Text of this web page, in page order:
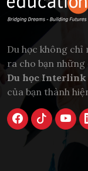
Du học không chỉ
ra cho bạn
Du học Interlink
của bạn thành